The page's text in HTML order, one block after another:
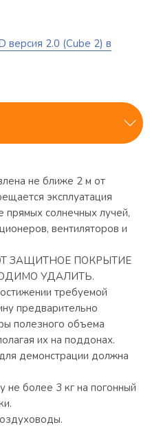
версия 2.0 (Cube 2) в
не ближе 2 м от
эксплуатация
прямых солнечных лучей,
вентиляторов и
ЗАЩИТНОЕ ПОКРЫТИЕ
УДАЛИТЬ.
требуемой
предварительно
полезного объема
их на поддонах.
демонстрации должна
не более 3 кг на погонный